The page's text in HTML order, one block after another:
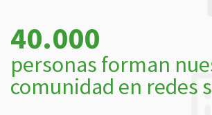
40.000
personas forman
comunidad en redes